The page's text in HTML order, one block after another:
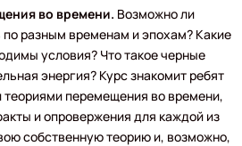
во времени. Возможно ли
по разным временам и эпохам? Какие
условия? Что такое черные
энергия? Курс знакомит ребят
перемещения во времени,
и опровержения для каждой из
собственную теорию и, возможно,